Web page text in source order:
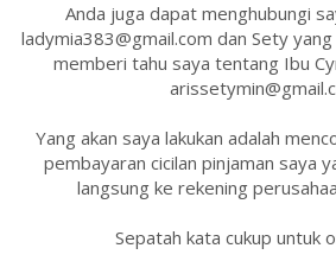
Anda juga dapat menghubungi
ladymia383@gmail.com dan Sety
memberi tahu saya tentang Ibu
Yang akan saya lakukan adalah
pembayaran cicilan pinjaman saya
langsung ke rekening
Sepatah kata cukup untuk